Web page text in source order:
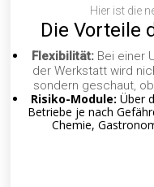
Hier ist die
Die Vorteile
Flexibilität: Bei einer
der Werkstatt wird
sondern geschaut,
Risiko-Module: Über
Betriebe je nach
Chemie,